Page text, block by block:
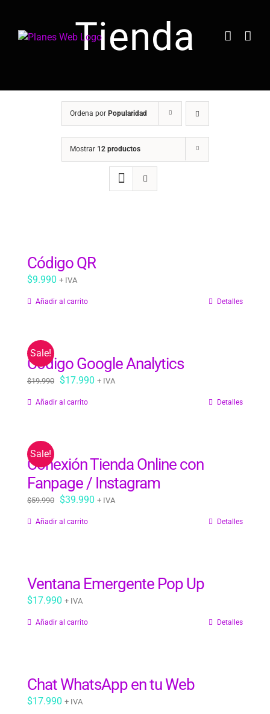
contenido
Tienda
Ordena por Popularidad
Mostrar 12 productos
Código QR
$9.990 + IVA
Añadir al carrito Detalles
Sale!
Código Google Analytics
$19.990 El
original
$17.990 El
+ IVA
Añadir al carrito Detalles
Sale!
Conexión Tienda Online con
Fanpage / Instagram
$59.990 El
original
$39.990 El
+ IVA
Añadir al carrito Detalles
Ventana Emergente Pop Up
$17.990 + IVA
Añadir al carrito Detalles
Chat WhatsApp en tu Web
$17.990 + IVA